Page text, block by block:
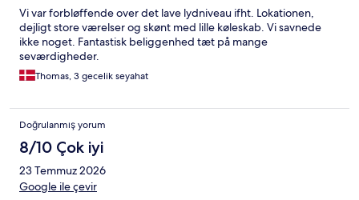
Vi var forbløffende over det lave lydniveau ifht. Lokationen,
dejligt store værelser og skønt med lille køleskab. Vi savnede
ikke noget. Fantastisk beliggenhed tæt på mange
seværdigheder.
Thomas, 3 gecelik seyahat
Doğrulanmış yorum
8/10 Çok iyi
23 Temmuz 2026
Google ile çevir